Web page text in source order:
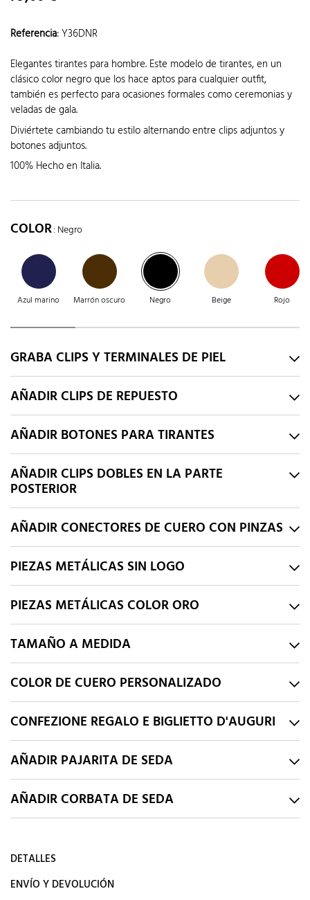
Referencia:Y36DNR
Elegantes tirantes para hombre. Este modelo de tirantes, en un
clásico color negro que los hace aptos para cualquier outfit,
también es perfecto para ocasiones formales como ceremonias y
veladas de gala.
Diviértete cambiando tu estilo alternando entre clips adjuntos y
botones adjuntos.
100% Hecho en Italia.
COLOR: Negro
Azul marino Marrón oscuro Negro Beige Rojo
GRABA CLIPS Y TERMINALES DE PIEL
AÑADIR CLIPS DE REPUESTO
AÑADIR BOTONES PARA TIRANTES
AÑADIR CLIPS DOBLES EN LA PARTE
POSTERIOR
AÑADIR CONECTORES DE CUERO CON PINZAS
PIEZAS METÁLICAS SIN LOGO
PIEZAS METÁLICAS COLOR ORO
TAMAÑO A MEDIDA
COLOR DE CUERO PERSONALIZADO
CONFEZIONE REGALO E BIGLIETTO D'AUGURI
AÑADIR PAJARITA DE SEDA
AÑADIR CORBATA DE SEDA
DETALLES
ENVÍO Y DEVOLUCIÓN